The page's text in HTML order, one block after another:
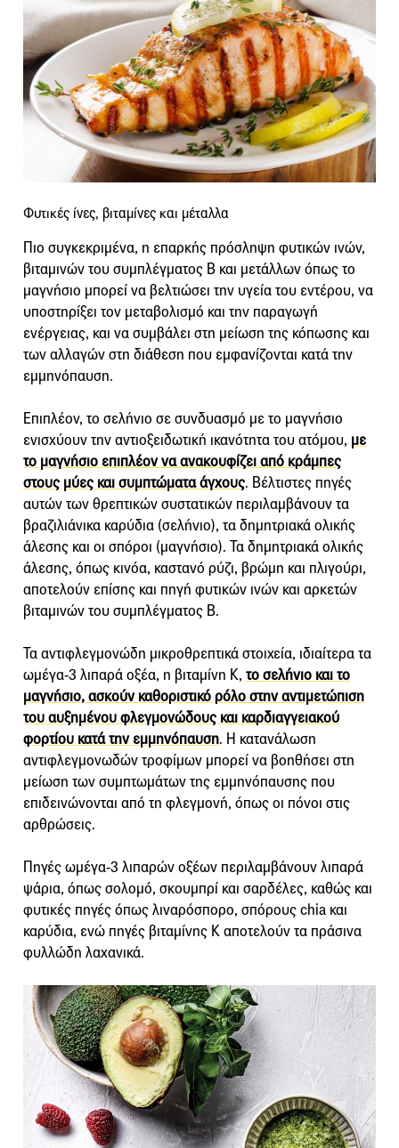
Φυτικές ίνες, βιταμίνες και μέταλλα
Πιο συγκεκριμένα, η επαρκής πρόσληψη φυτικών ινών,
βιταμινών του συμπλέγματος Β και μετάλλων όπως το
μαγνήσιο μπορεί να βελτιώσει την υγεία του εντέρου, να
υποστηρίξει τον μεταβολισμό και την παραγωγή
ενέργειας, και να συμβάλει στη μείωση της κόπωσης και
των αλλαγών στη διάθεση που εμφανίζονται κατά την
εμμηνόπαυση.
Επιπλέον, το σελήνιο σε συνδυασμό με το μαγνήσιο
ενισχύουν την αντιοξειδωτική ικανότητα του ατόμου, με
το μαγνήσιο επιπλέον να ανακουφίζει από κράμπες
στους μύες και συμπτώματα άγχους. Βέλτιστες πηγές
αυτών των θρεπτικών συστατικών περιλαμβάνουν τα
βραζιλιάνικα καρύδια (σελήνιο), τα δημητριακά ολικής
άλεσης και οι σπόροι (μαγνήσιο). Τα δημητριακά ολικής
άλεσης, όπως κινόα, καστανό ρύζι, βρώμη και πλιγούρι,
αποτελούν επίσης και πηγή φυτικών ινών και αρκετών
βιταμινών του συμπλέγματος Β.
Τα αντιφλεγμονώδη μικροθρεπτικά στοιχεία, ιδιαίτερα τα
ωμέγα-3 λιπαρά οξέα, η βιταμίνη Κ, το σελήνιο και το
μαγνήσιο, ασκούν καθοριστικό ρόλο στην αντιμετώπιση
του αυξημένου φλεγμονώδους και καρδιαγγειακού
φορτίου κατά την εμμηνόπαυση. Η κατανάλωση
αντιφλεγμονωδών τροφίμων μπορεί να βοηθήσει στη
μείωση των συμπτωμάτων της εμμηνόπαυσης που
επιδεινώνονται από τη φλεγμονή, όπως οι πόνοι στις
αρθρώσεις.
Πηγές ωμέγα-3 λιπαρών οξέων περιλαμβάνουν λιπαρά
ψάρια, όπως σολομό, σκουμπρί και σαρδέλες, καθώς και
φυτικές πηγές όπως λιναρόσπορο, σπόρους chia και
καρύδια, ενώ πηγές βιταμίνης Κ αποτελούν τα πράσινα
φυλλώδη λαχανικά.